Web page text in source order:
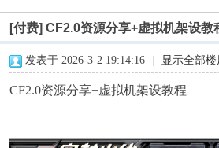
[付费] CF2.0资源分享+虚拟机架设教
发表于 2026-3-2 19:14:16 显示全部楼
CF2.0资源分享+虚拟机架设教程